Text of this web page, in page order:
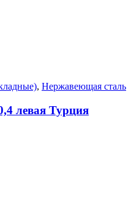
, Нержавеющая сталь
левая Турция